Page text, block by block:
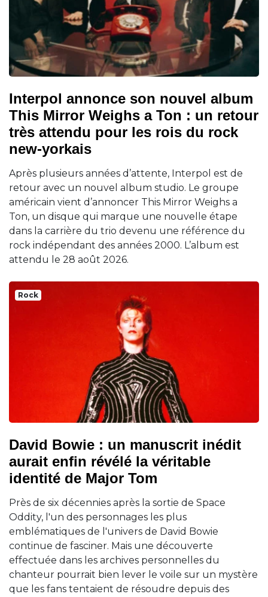
Interpol annonce son nouvel album
This Mirror Weighs a Ton : un retour
très attendu pour les rois du rock
new-yorkais
Après plusieurs années d’attente, Interpol est de
retour avec un nouvel album studio. Le groupe
américain vient d’annoncer This Mirror Weighs a
Ton, un disque qui marque une nouvelle étape
dans la carrière du trio devenu une référence du
rock indépendant des années 2000. L’album est
attendu le 28 août 2026.
Rock
David Bowie : un manuscrit inédit
aurait enfin révélé la véritable
identité de Major Tom
Près de six décennies après la sortie de Space
Oddity, l'un des personnages les plus
emblématiques de l'univers de David Bowie
continue de fasciner. Mais une découverte
effectuée dans les archives personnelles du
chanteur pourrait bien lever le voile sur un mystère
que les fans tentaient de résoudre depuis des